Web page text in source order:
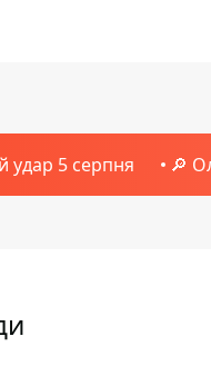
удар 5 серпня 🔎